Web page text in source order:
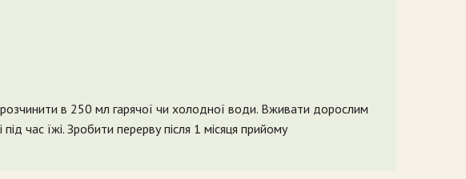
в 250 мл гарячої чи холодної води. Вживати дорослим
час їжі. Зробити перерву після 1 місяця прийому